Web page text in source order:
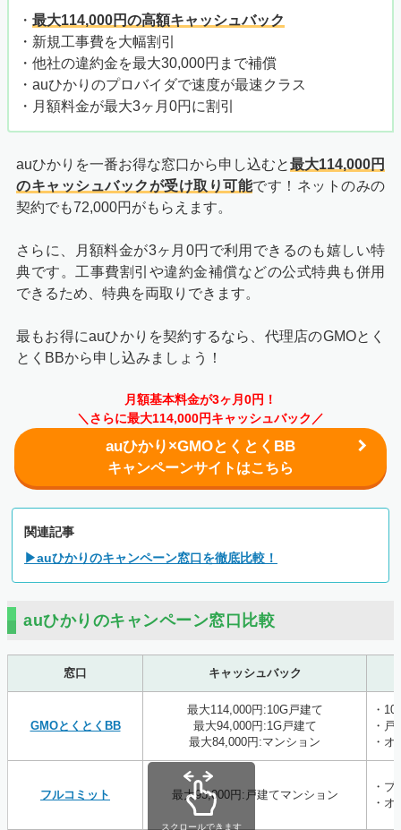
・ 最大114,000円の高額キャッシュバック
・新規工事費を大幅割引
・他社の違約金を最大30,000円まで補償
・auひかりのプロバイダで速度が最速クラス
・月額料金が最大3ヶ月0円に割引
auひかりを一番お得な窓口から申し込むと最大114,000円
のキャッシュバックが受け取り可能です！ネットのみの
契約でも72,000円がもらえます。
さらに、月額料金が3ヶ月0円で利用できるのも嬉しい特
典です。工事費割引や違約金補償などの公式特典も併用
できるため、特典を両取りできます。
最もお得にauひかりを契約するなら、代理店のGMOとく
とくBBから申し込みましょう！
月額基本料金が3ヶ月0円！
＼さらに最大114,000円キャッシュバック／
auひかり×GMOとくとくBB
キャンペーンサイトはこちら
関連記事
▶auひかりのキャンペーン窓口を徹底比較！
auひかりのキャンペーン窓口比較
窓口 キャッシュバック
GMOとくとくBB
最大114,000円:10G戸建て
最大94,000円:1G戸建て
最大84,000円:マンション
・
・
・
フルコミット 最大93,000円:戸建てマンション
・
・
スクロールできます